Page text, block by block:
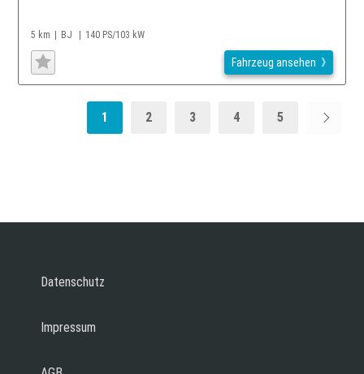
5 km BJ 140 PS/103 kW
Fahrzeug ansehen
1 2 3 4 5
Datenschutz
Impressum